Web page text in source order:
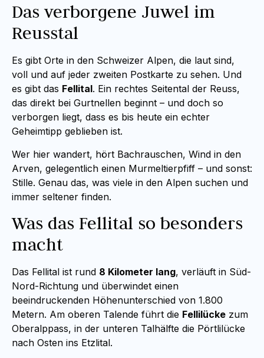
Das verborgene Juwel im
Reusstal
Es gibt Orte in den Schweizer Alpen, die laut sind,
voll und auf jeder zweiten Postkarte zu sehen. Und
es gibt das Fellital. Ein rechtes Seitental der Reuss,
das direkt bei Gurtnellen beginnt – und doch so
verborgen liegt, dass es bis heute ein echter
Geheimtipp geblieben ist.
Wer hier wandert, hört Bachrauschen, Wind in den
Arven, gelegentlich einen Murmeltierpfiff – und sonst:
Stille. Genau das, was viele in den Alpen suchen und
immer seltener finden.
Was das Fellital so besonders
macht
Das Fellital ist rund 8 Kilometer lang, verläuft in Süd-
Nord-Richtung und überwindet einen
beeindruckenden Höhenunterschied von 1.800
Metern. Am oberen Talende führt die Fellilücke zum
Oberalppass, in der unteren Talhälfte die Pörtlilücke
nach Osten ins Etzlital.